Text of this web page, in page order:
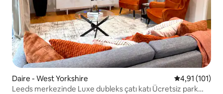
Daire - West Yorkshire 5 üzerinden
4,91 (101)
Leeds merkezinde Luxe dubleks çatı katı Ücretsiz park